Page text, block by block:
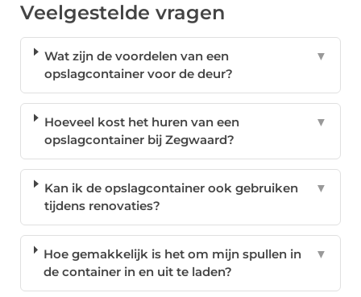
Veelgestelde vragen
Wat zijn de voordelen van een
opslagcontainer voor de deur?
▼
Hoeveel kost het huren van een
opslagcontainer bij Zegwaard?
▼
Kan ik de opslagcontainer ook gebruiken
tijdens renovaties?
▼
Hoe gemakkelijk is het om mijn spullen in
de container in en uit te laden?
▼